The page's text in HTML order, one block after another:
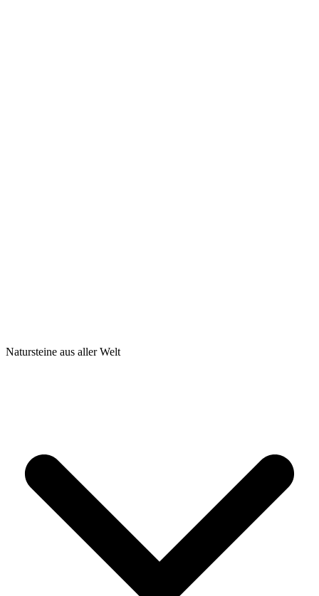
Natursteine aus aller Welt